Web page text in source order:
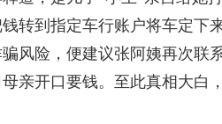
转到指定车行账户将车定下
风险，便建议张阿姨再次联
亲开口要钱。至此真相大